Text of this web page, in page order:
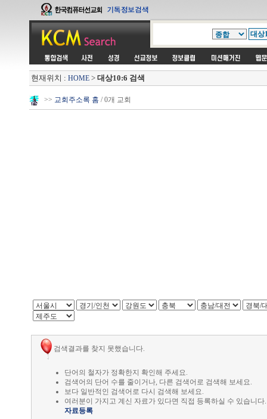
현재위치 : HOME > 대상10:6 검색
>> 교회주소록 홈 / 0개 교회
검색결과를 찾지 못했습니다.
단어의 철자가 정확한지 확인해 주세요.
검색어의 단어 수를 줄이거나, 다른 검색어로 검색해 보세요.
보다 일반적인 검색어로 다시 검색해 보세요.
여러분이 가지고 계신 자료가 있다면 직접 등록하실 수 있습니다.
자료등록